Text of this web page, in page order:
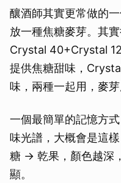
釀酒師其實更常做的
放一種焦糖麥芽。其
Crystal 40+Crystal
提供焦糖甜味，
味，兩種一起用，麥芽
一個最簡單的記憶方
味光譜，大概會是這
糖 → 乾果，顏色越深
顯。